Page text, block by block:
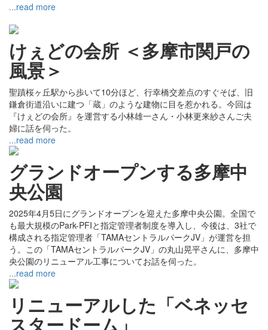
...read more
けぇどの会所 ＜多摩市関戸の
風景＞
聖蹟桜ヶ丘駅から歩いて10分ほど、行幸橋交差点のすぐそば、旧
鎌倉街道沿いに建つ「蔵」のような建物に目を惹かれる。今回は
『けぇどの会所』を運営する小林雄一さん・小林更来紗さんご夫
婦に話を伺った。
...read more
グランドオープンする多摩中
央公園
2025年4月5日にグランドオープンを迎えた多摩中央公園。全国で
も最大規模のPark-PFIと指定管理者制度を導入し、今後は、3社で
構成される指定管理者「TAMAセントラルパークJV」が運営を担
う。この「TAMAセントラルパークJV」の丸山晃平さんに、多摩中
央公園のリニューアル工事についてお話を伺った。
...read more
リニューアルした「ベネッセ
スタードーム」